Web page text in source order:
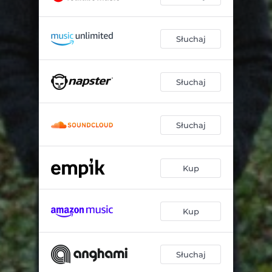
Słuchaj
Słuchaj
Słuchaj
Kup
Kup
Słuchaj